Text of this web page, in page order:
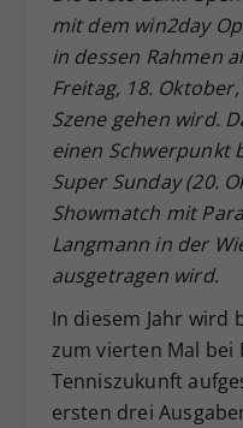
mit dem win2day
in dessen Rahmen
Freitag, 18.
Szene gehen wird.
einen Schwerpunkt
Super Sunday (20.
Showmatch mit
Langmann in der
ausgetragen wird.
In diesem Jahr wird
zum vierten Mal bei
Tenniszukunft
ersten drei
Zweck
Dieser
zufällig
hat.